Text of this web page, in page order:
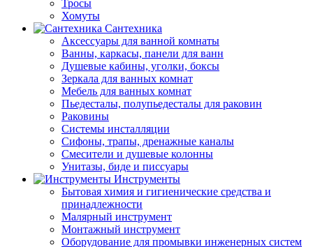
Тросы
Хомуты
Сантехника
Аксессуары для ванной комнаты
Ванны, каркасы, панели для ванн
Душевые кабины, уголки, боксы
Зеркала для ванных комнат
Мебель для ванных комнат
Пьедесталы, полупьедесталы для раковин
Раковины
Системы инсталляции
Сифоны, трапы, дренажные каналы
Смесители и душевые колонны
Унитазы, биде и писсуары
Инструменты
Бытовая химия и гигиенические средства и
принадлежности
Малярный инструмент
Монтажный инструмент
Оборудование для промывки инженерных систем